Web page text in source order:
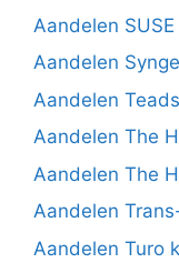
Aandelen
Aandelen
Aandelen
Aandelen The
Aandelen The
Aandelen
Aandelen Turo